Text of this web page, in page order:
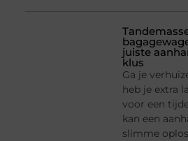
juiste
klus
Ga je
heb je extra
voor een
kan een
slimme